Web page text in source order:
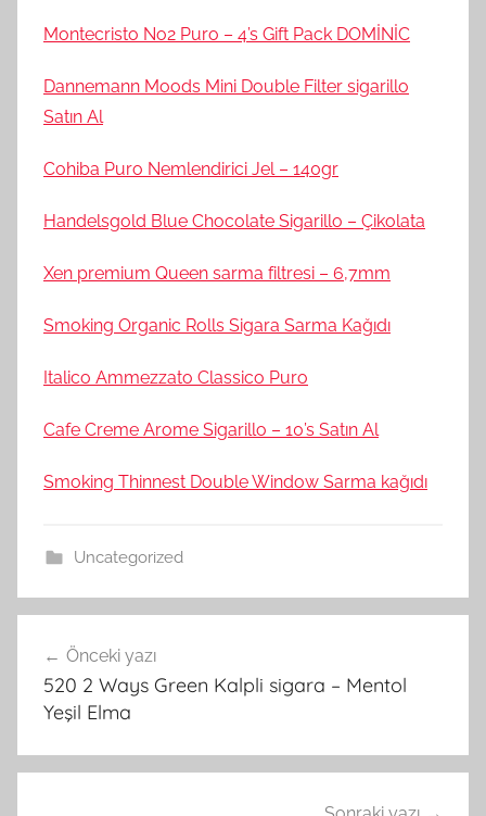
Montecristo No2 Puro – 4’s Gift Pack DOMİNİC
Dannemann Moods Mini Double Filter sigarillo
Satın Al
Cohiba Puro Nemlendirici Jel – 140gr
Handelsgold Blue Chocolate Sigarillo – Çikolata
Xen premium Queen sarma filtresi – 6,7mm
Smoking Organic Rolls Sigara Sarma Kağıdı
Italico Ammezzato Classico Puro
Cafe Creme Arome Sigarillo – 10’s Satın Al
Smoking Thinnest Double Window Sarma kağıdı
Uncategorized
gezinmesi
Önceki yazı
520 2 Ways Green Kalpli sigara – Mentol
Yeşil Elma